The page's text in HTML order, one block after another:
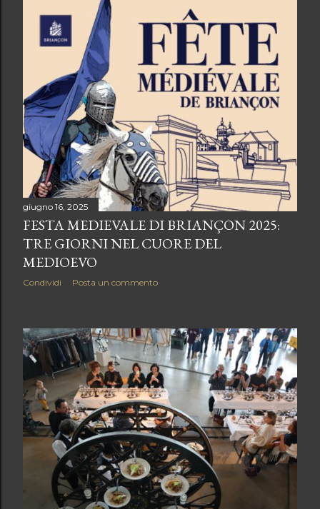
giugno 16, 2025
FESTA MEDIEVALE DI BRIANÇON 2025:
TRE GIORNI NEL CUORE DEL
MEDIOEVO
Condividi Posta un commento